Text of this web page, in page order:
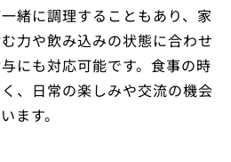
緒に調理することもあり、家
力や飲み込みの状態に合わせ
にも対応可能です。食事の時
、日常の楽しみや交流の機会
ます。